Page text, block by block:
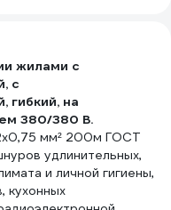
жилами с
с
гибкий, на
380/380 В.
мм² 200м ГОСТ
удлинительных,
и личной гигиены,
кухонных